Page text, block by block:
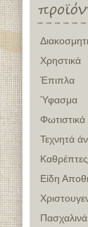
Χρηστικά
Έπιπλα
Ύφασμα
Φωτιστικά
Τεχνητά
Είδη
Πασχαλινά